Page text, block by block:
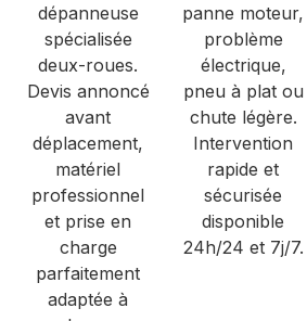
dépanneuse
spécialisée
deux-roues.
Devis annoncé
avant
déplacement,
matériel
professionnel
et prise en
charge
parfaitement
adaptée à
panne moteur,
problème
électrique,
pneu à plat ou
chute légère.
Intervention
rapide et
sécurisée
disponible
24h/24 et 7j/7.